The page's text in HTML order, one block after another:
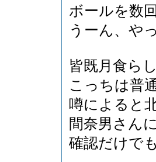
ボールを数
うーん、や
皆既月食ら
こっちは普
噂によると
間奈男さん
確認だけで